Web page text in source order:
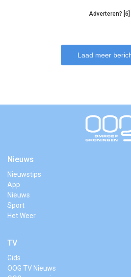
Adverteren? [6]
Laad meer
Nieuws
Nieuwstips
App
Nieuws
Sport
Het Weer
TV
Gids
OOG TV Nieuws